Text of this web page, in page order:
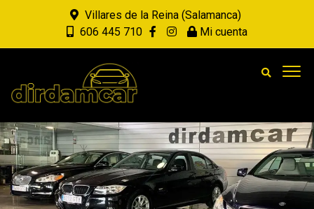
Villares de la Reina (Salamanca)
606 445 710
Mi cuenta